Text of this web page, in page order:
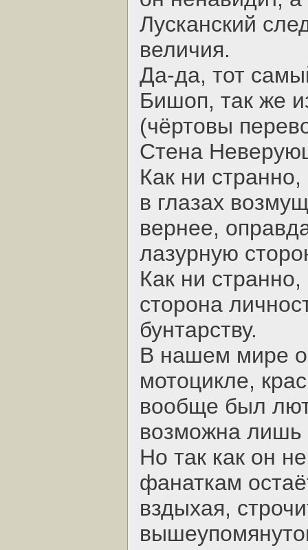
Лусканский
величия.
Да-да, тот
Бишоп, так же
(чёртовы
Стена
Как ни
в глазах
вернее,
лазурную
Как ни
сторона
бунтарству.
В нашем мире
мотоцикле,
вообще был
возможна лишь
Но так как он
фанаткам
вздыхая,